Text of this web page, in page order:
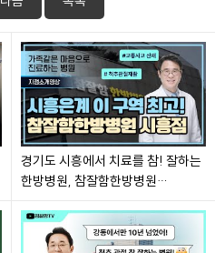
경기도 시흥에서 치료를 참! 잘하는
한방병원, 참잘함한방병원
참잘함한방병원시흥